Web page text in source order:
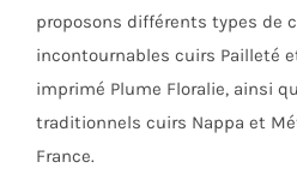
proposons différents types de
incontournables cuirs Pailleté
imprimé Plume Floralie, ainsi
traditionnels cuirs Nappa et
France.